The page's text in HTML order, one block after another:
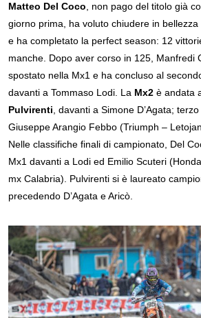
Matteo Del Coco , non pago del titolo già
giorno prima, ha voluto chiudere in
e ha completato la perfect season: 12
manche. Dopo aver corso in 125, Manfredi
spostato nella Mx1 e ha concluso al
davanti a Tommaso Lodi. La Mx2 è andata
Pulvirenti , davanti a Simone D’Agata;
Giuseppe Arangio Febbo (Triumph –
Nelle classifiche finali di campionato, Del
Mx1 davanti a Lodi ed Emilio Scuteri
mx Calabria). Pulvirenti si è laureato
precedendo D’Agata e Aricò.